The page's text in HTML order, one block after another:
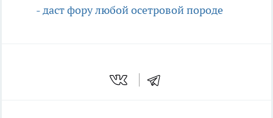
- даст фору любой осетровой породе